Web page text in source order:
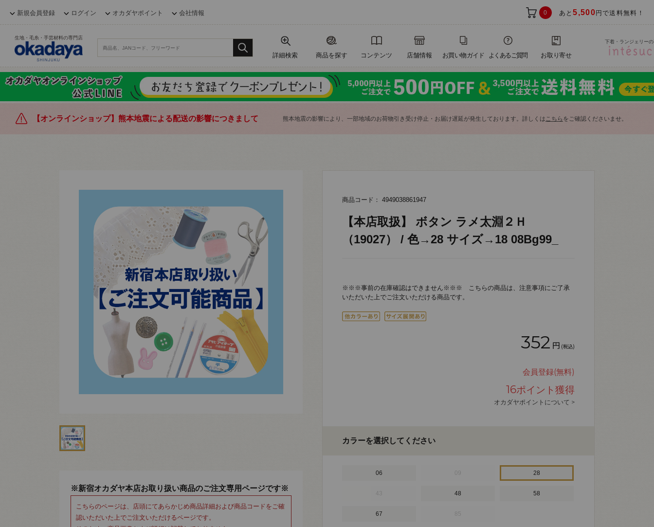
新規会員登録 ログイン オカダヤポイント 会社情報 0 あと5,500 円で送料無料！
生地・毛糸・手芸材料の専門店
詳細検索 商品を探す コンテンツ 店舗情報 お買い物ガイド よくあるご質問 お取り寄せ
下着・ランジェリー
【オンラインショップ】熊本地震による配送の影響につきまして 熊本地震の影響により、一部地域のお荷物引き受け停止・お届け遅延が発生しております。詳しくはこちら をご確認くださいませ。
※新宿オカダヤ本店お取り扱い商品のご注文専用ページです※
こちらのページは、店頭にてあらかじめ商品詳細および商品コードをご確
認いただいた上でご注文いただけるページです。
商品コード： 4949038861947
【本店取扱】 ボタン ラメ太淵２Ｈ
（19027） / 色→28 サイズ→18 08Bg99_
※※※事前の在庫確認はできません※※※ こちらの商品は、注意事項にご了承
いただいた上でご注文いただける商品です。
352 円 (税込)
会員登録(無料)
16ポイント獲得
オカダヤポイントについて >
カラーを選択してください
06 09 28
43 48 58
67 85